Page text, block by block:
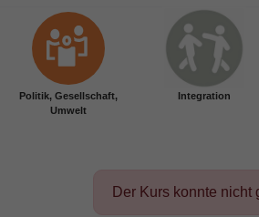
Skip to main content
Politik, Gesellschaft,
Umwelt
Integration
Der Kurs konnte nicht